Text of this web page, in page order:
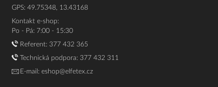
GPS: 49.75348, 13.43168
Kontakt e-shop:
Po - Pá: 7:00 - 15:30
Referent: 377 432 365
Technická podpora: 377 432 311
E-mail: eshop@elfetex.cz